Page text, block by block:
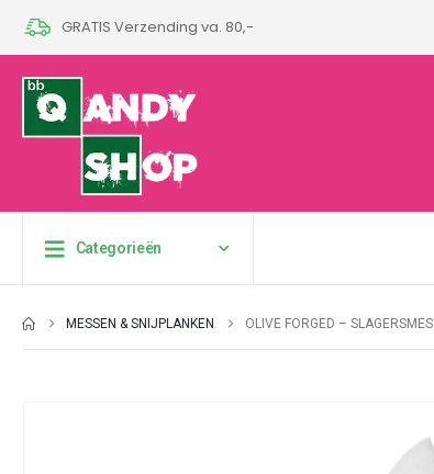
GRATIS Verzending va. 80,-
Categorieën
MESSEN & SNIJPLANKEN OLIVE FORGED – SLAGERSMES